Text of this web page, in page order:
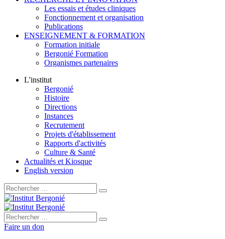
Les essais et études cliniques
Fonctionnement et organisation
Publications
ENSEIGNEMENT & FORMATION
Formation initiale
Bergonié Formation
Organismes partenaires
L'institut
Bergonié
Histoire
Directions
Instances
Recrutement
Projets d'établissement
Rapports d'activités
Culture & Santé
Actualités et Kiosque
English version
Rechercher :
Rechercher :
Faire un don